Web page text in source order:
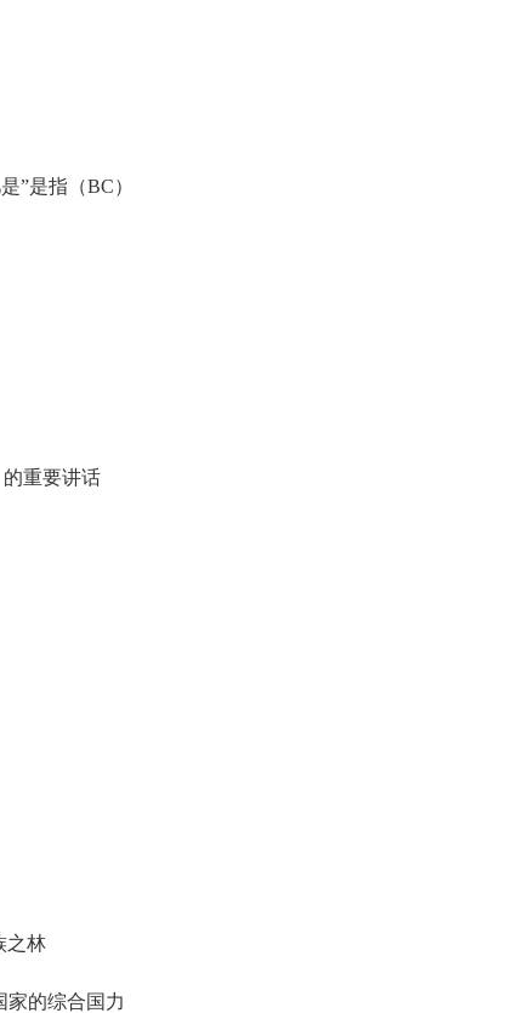
”是指（BC）
重要讲话
之林
的综合国力